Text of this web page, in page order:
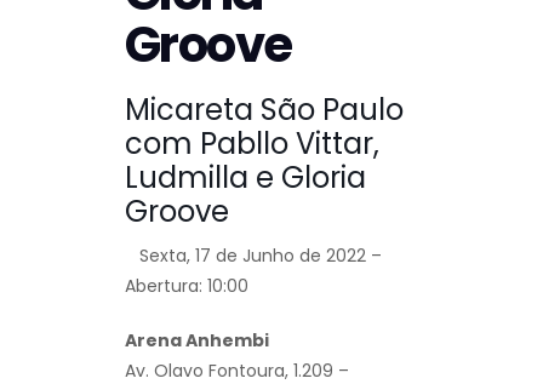
Groove
Micareta São Paulo
com Pabllo Vittar,
Ludmilla e Gloria
Groove
Sexta, 17 de Junho de 2022 –
Abertura: 10:00
Arena Anhembi
Av. Olavo Fontoura, 1.209 –